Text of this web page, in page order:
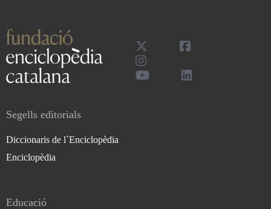
Segells editorials
Diccionaris de l`Enciclopèdia
Enciclopèdia
Educació